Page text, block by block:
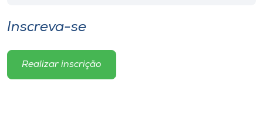
Inscreva-se
Realizar inscrição